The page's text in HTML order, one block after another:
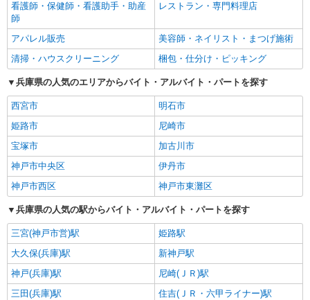
看護師・保健師・看護助手・助産
師
レストラン・専門料理店
アパレル販売
美容師・ネイリスト・まつげ施術
清掃・ハウスクリーニング
梱包・仕分け・ピッキング
兵庫県の人気のエリアからバイト・アルバイト・パートを探す
西宮市
明石市
姫路市
尼崎市
宝塚市
加古川市
神戸市中央区
伊丹市
神戸市西区
神戸市東灘区
兵庫県の人気の駅からバイト・アルバイト・パートを探す
三宮(神戸市営)駅
姫路駅
大久保(兵庫)駅
新神戸駅
神戸(兵庫)駅
尼崎(ＪＲ)駅
三田(兵庫)駅
住吉(ＪＲ・六甲ライナー)駅